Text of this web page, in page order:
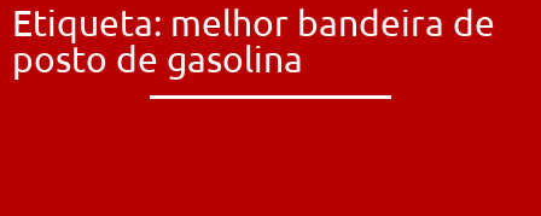
Etiqueta: melhor bandeira de
posto de gasolina